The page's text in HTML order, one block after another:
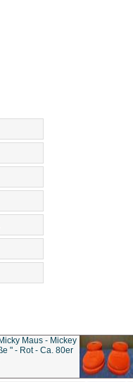
Maus - Mickey
" - Rot - Ca. 80er